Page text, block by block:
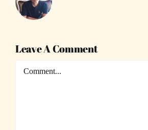
Leave A Comment
Comment